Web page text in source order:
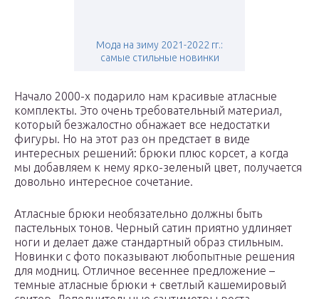
Мода на зиму 2021-2022 гг.:
самые стильные новинки
Начало 2000-х подарило нам красивые атласные
комплекты. Это очень требовательный материал,
который безжалостно обнажает все недостатки
фигуры. Но на этот раз он предстает в виде
интересных решений: брюки плюс корсет, а когда
мы добавляем к нему ярко-зеленый цвет, получается
довольно интересное сочетание.
Атласные брюки необязательно должны быть
пастельных тонов. Черный сатин приятно удлиняет
ноги и делает даже стандартный образ стильным.
Новинки с фото показывают любопытные решения
для модниц. Отличное весеннее предложение –
темные атласные брюки + светлый кашемировый